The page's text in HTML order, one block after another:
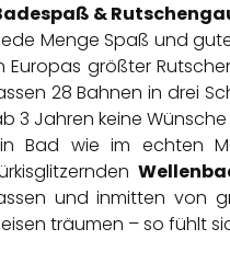
&
Menge Spaß und
Europas größter
28 Bahnen in drei
3 Jahren keine
Bad wie im echten
und inmitten von
träumen – so fühlt